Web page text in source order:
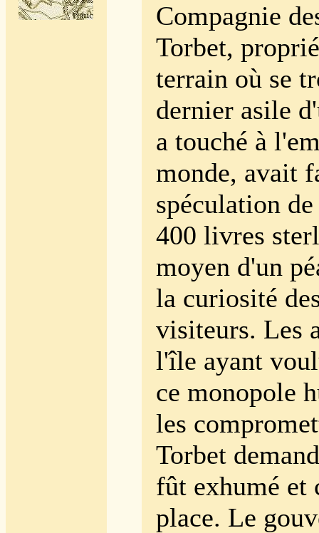
Compagnie
Torbet,
terrain où se
dernier asile
a touché à
monde, avait
spéculation
400 livres
moyen d'un
la curiosité
visiteurs. Les
l'île ayant
ce monopole
les
Torbet
fût exhumé et
place. Le